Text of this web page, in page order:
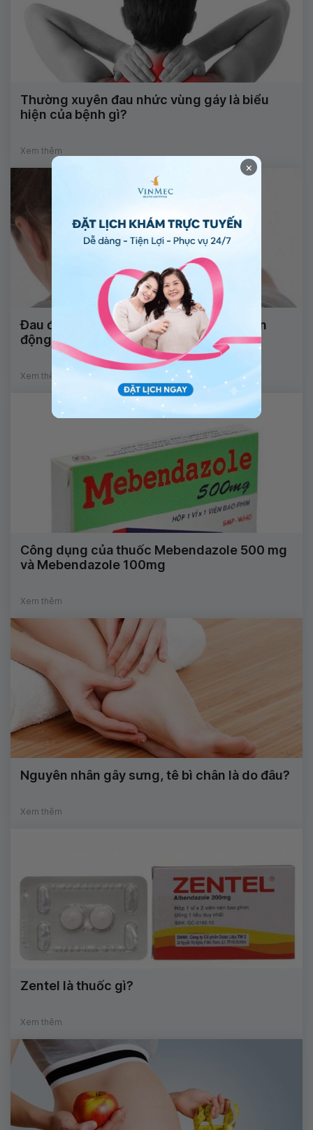
Thường xuyên đau nhức vùng gáy là biểu
hiện của bệnh gì?
Xem thêm
Đau đầu sau gáy, căng dây chằng khi vận
động mạnh hoặc ngồi lâu là bị làm sao?
Xem thêm
Công dụng của thuốc Mebendazole 500 mg
và Mebendazole 100mg
Xem thêm
Nguyên nhân gây sưng, tê bì chân là do đâu?
Xem thêm
Zentel là thuốc gì?
Xem thêm
×